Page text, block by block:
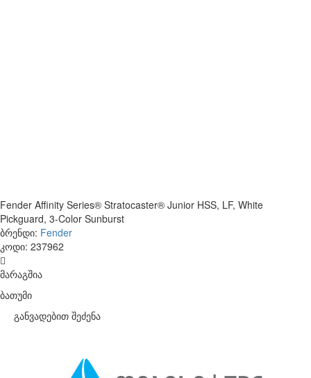
Fender Affinity Series® Stratocaster® Junior HSS, LF, White
Pickguard, 3-Color Sunburst
ბრენდი: Fender
კოდი: 237962
მარაგშია
ბათუმი
განვადებით შეძენა